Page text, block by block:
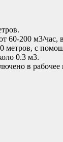
60-200 м3/
метров, с
0.3 м3.
в рабочее